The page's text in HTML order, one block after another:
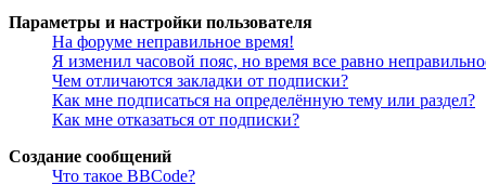
Параметры и настройки пользователя
На форуме неправильное время!
Я изменил часовой пояс, но время все равно
Чем отличаются закладки от подписки?
Как мне подписаться на определённую тему или раздел?
Как мне отказаться от подписки?
Создание сообщений
Что такое BBCode?